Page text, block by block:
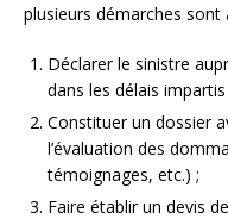
plusieurs démarches sont
Déclarer le sinistre
dans les délais
Constituer un dossier
l’évaluation des
témoignages, etc.) ;
Faire établir un devis